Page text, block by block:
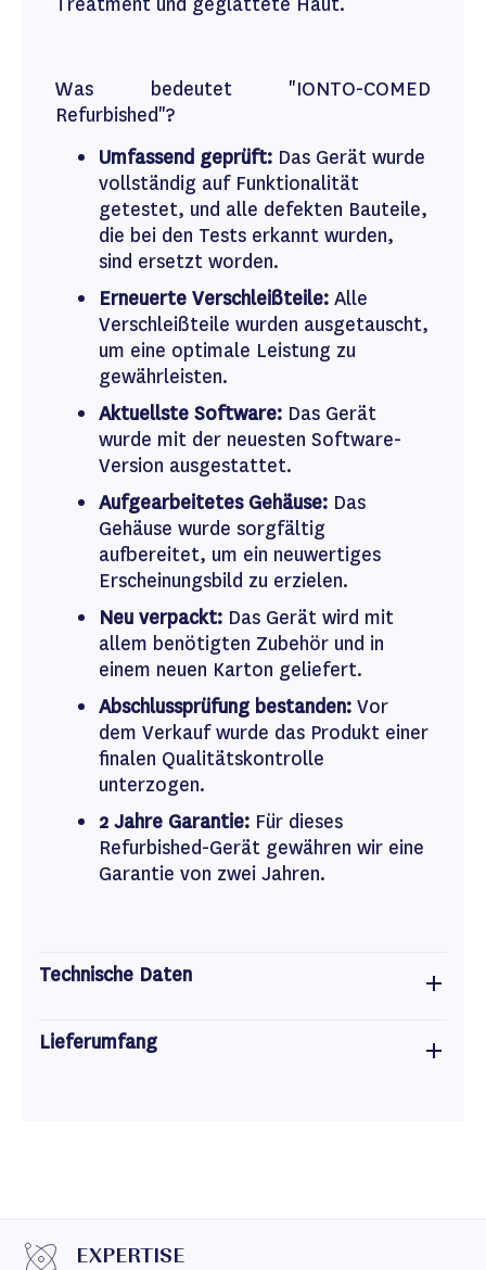
Was bedeutet "IONTO-COMED
Refurbished"?
Umfassend geprüft: Das Gerät wurde
vollständig auf Funktionalität
getestet, und alle defekten Bauteile,
die bei den Tests erkannt wurden,
sind ersetzt worden.
Erneuerte Verschleißteile: Alle
Verschleißteile wurden ausgetauscht,
um eine optimale Leistung zu
gewährleisten.
Aktuellste Software: Das Gerät
wurde mit der neuesten Software-
Version ausgestattet.
Aufgearbeitetes Gehäuse: Das
Gehäuse wurde sorgfältig
aufbereitet, um ein neuwertiges
Erscheinungsbild zu erzielen.
Neu verpackt: Das Gerät wird mit
allem benötigten Zubehör und in
einem neuen Karton geliefert.
Abschlussprüfung bestanden: Vor
dem Verkauf wurde das Produkt einer
finalen Qualitätskontrolle
unterzogen.
2 Jahre Garantie: Für dieses
Refurbished-Gerät gewähren wir eine
Garantie von zwei Jahren.
Technische Daten
Lieferumfang
EXPERTISE